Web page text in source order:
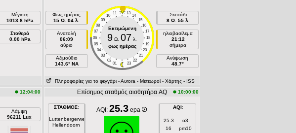
Μέγιστη
1013.8 hPa
Σταθερά
0.00 hPa
Φως ημέρας
15 Ω. 04 λ.
Ανατολή
06:09
αύριο
Aζιμούθιο
143.6° NA
11 13
10
14
09
15
08
16
07
17
06
18
05
19
04
20
03
21
02
22
01 23
Εκτιμώμενη
9 Ω. 07 λ.
φως ημέρας
Σκοτάδι
8 Ω. 55 λ.
ηλιοβασίλεμα
21:12
σήμερα
Ανύψωση
48.7°
Πληροφορίες για το φεγγάρι - Αυrora - Μετεωροί - Χάρτης - ISS
12:04:00
Λάμψη
96211 Lux
Επίσημος σταθμός αισθητήρα AQ 10:00:00
ΣΤΑΘΜΟΣ:
Luttenbergerweg
Hellendoorn
AQI: 25.3 epa AQI:
25.3
o3
16
pm10